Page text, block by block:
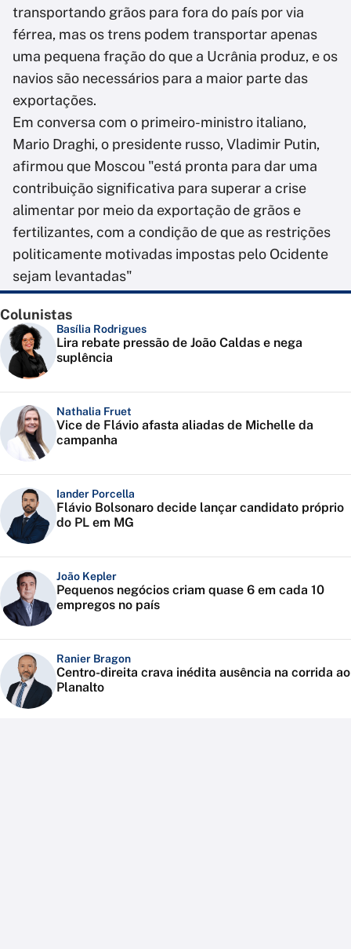
transportando grãos para fora do país por via
férrea, mas os trens podem transportar apenas
uma pequena fração do que a Ucrânia produz, e os
navios são necessários para a maior parte das
exportações.
Em conversa com o primeiro-ministro italiano,
Mario Draghi, o presidente russo, Vladimir Putin,
afirmou que Moscou "está pronta para dar uma
contribuição significativa para superar a crise
alimentar por meio da exportação de grãos e
fertilizantes, com a condição de que as restrições
politicamente motivadas impostas pelo Ocidente
sejam levantadas"
Colunistas
Basília Rodrigues
Lira rebate pressão de João Caldas e nega
suplência
Nathalia Fruet
Vice de Flávio afasta aliadas de Michelle da
campanha
Iander Porcella
Flávio Bolsonaro decide lançar candidato próprio
do PL em MG
João Kepler
Pequenos negócios criam quase 6 em cada 10
empregos no país
Ranier Bragon
Centro-direita crava inédita ausência na corrida ao
Planalto